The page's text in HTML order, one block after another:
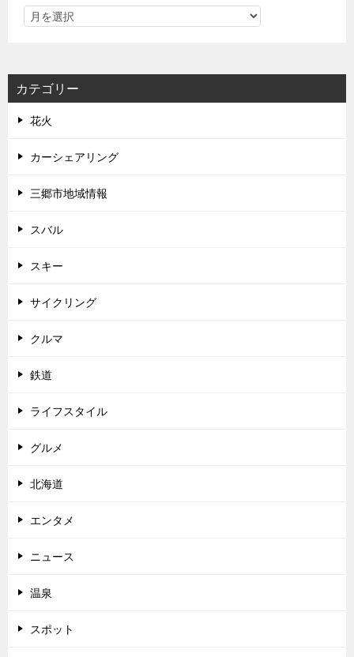
カテゴリー
花火
カーシェアリング
三郷市地域情報
スバル
スキー
サイクリング
クルマ
鉄道
ライフスタイル
グルメ
北海道
エンタメ
ニュース
温泉
スポット